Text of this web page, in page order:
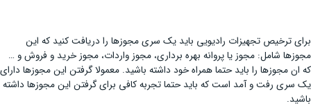
برای ترخیص تجهیزات رادیویی باید یک سری مجوزها را دریافت کنید که این
مجوزها شامل: مجوز یا پروانه بهره برداری، مجوز واردات، مجوز خرید و فروش و …
که ان مجوزها را باید حتما همراه خود داشته باشید. معمولا گرفتن این مجوزها دارای
یک سری رفت و آمد است که باید حتما تجربه کافی برای گرفتن این مجوزها داشته
باشید.